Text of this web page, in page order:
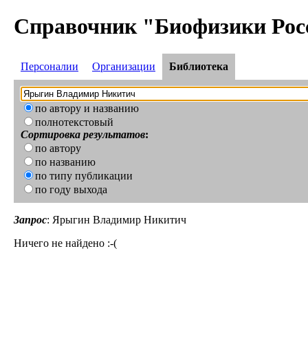
Справочник "Биофизики
Персоналии Организации Библиотека
по автору и названию
полнотекстовый
Сортировка результатов:
по автору
по названию
по типу публикации
по году выхода
Запрос: Ярыгин Владимир Никитич
Ничего не найдено :-(